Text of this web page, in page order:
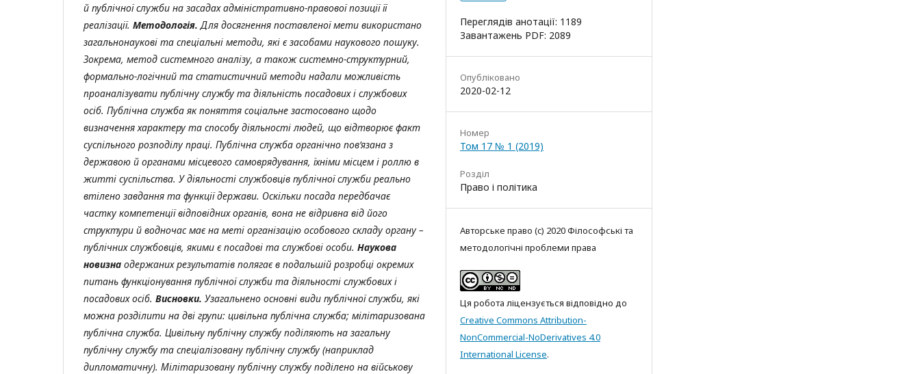
й публічної служби на засадах адміністративно-правової позиції її
реалізації. Методологія. Для досягнення поставленої мети використано
загальнонаукові та спеціальні методи, які є засобами наукового пошуку.
Зокрема, метод системного аналізу, а також системно-структурний,
формально-логічний та статистичний методи надали можливість
проаналізувати публічну службу та діяльність посадових і службових
осіб. Публічна служба як поняття соціальне застосовано щодо
визначення характеру та способу діяльності людей, що відтворює факт
суспільного розподілу праці. Публічна служба органічно пов’язана з
державою й органами місцевого самоврядування, їхніми місцем і роллю в
житті суспільства. У діяльності службовців публічної служби реально
втілено завдання та функції держави. Оскільки посада передбачає
частку компетенції відповідних органів, вона не відривна від його
структури й водночас має на меті організацію особового складу органу –
публічних службовців, якими є посадові та службові особи. Наукова
новизна одержаних результатів полягає в подальшій розробці окремих
питань функціонування публічної служби та діяльності службових і
посадових осіб. Висновки. Узагальнено основні види публічної служби, які
можна розділити на дві групи: цивільна публічна служба; мілітаризована
публічна служба. Цивільну публічну службу поділяють на загальну
публічну службу та спеціалізовану публічну службу (наприклад
дипломатичну). Мілітаризовану публічну службу поділено на військову
Переглядів анотації: 1189
Завантажень PDF: 2089
Опубліковано
2020-02-12
Номер
Том 17 № 1 (2019)
Розділ
Право і політика
Авторське право (c) 2020 Філософські та
методологічні проблеми права
Ця робота ліцензується відповідно до
Creative Commons Attribution-
NonCommercial-NoDerivatives 4.0
International License.